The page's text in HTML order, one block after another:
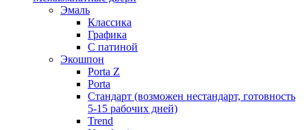
Эмаль
Классика
Графика
С патиной
Экошпон
Porta Z
Porta
Стандарт (возможен нестандарт, готовность
5-15 рабочих дней)
Trend